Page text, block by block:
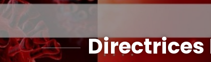
Directrices